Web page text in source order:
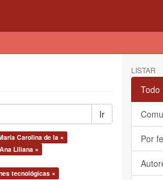
Ir
Carolina de la ×
Liliana ×
tecnológicas ×
LISTAR
Todo
Por